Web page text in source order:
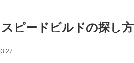
スピードビルドの探し方